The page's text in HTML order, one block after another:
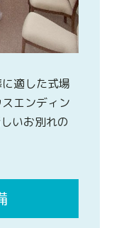
適した式場
エンディン
いお別れの